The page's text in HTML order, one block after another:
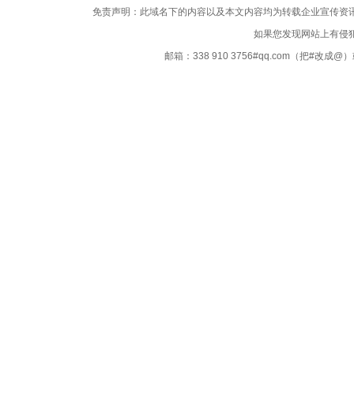
免责声明：此域名下的内容以及本文内容均为转载企业宣传
如果您发现网站上有侵
邮箱：338 910 3756#qq.com（把#改成@